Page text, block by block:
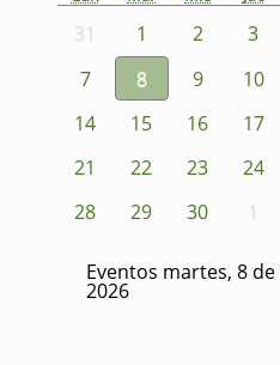
31 1 2 3
7
8 9 10
14
15 16 17
21
22 23 24
28
29 30 1
Eventos martes, 8
2026